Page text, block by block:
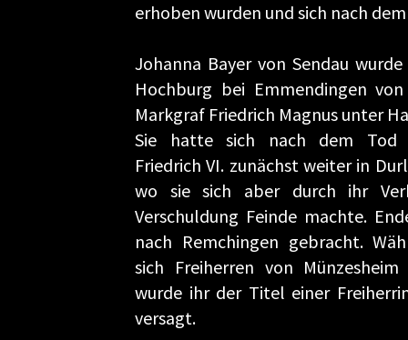
erhoben wurden und sich nach
Johanna Bayer von Sendau
Hochburg bei Emmendingen
Markgraf Friedrich Magnus unter
Sie hatte sich nach dem Tod
Friedrich VI. zunächst weiter in
wo sie sich aber durch ihr
Verschuldung Feinde machte.
nach Remchingen gebracht.
sich Freiherren von
wurde ihr der Titel einer
versagt.